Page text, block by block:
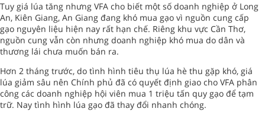
Tuy giá lúa tăng nhưng VFA cho biết một số doanh nghiệp ở Long
An, Kiên Giang, An Giang đang khó mua gạo vì nguồn cung cấp
gạo nguyên liệu hiện nay rất hạn chế. Riêng khu vực Cần Thơ,
nguồn cung vẫn còn nhưng doanh nghiệp khó mua do dân và
thương lái chưa muốn bán ra.
Hơn 2 tháng trước, do tình hình tiêu thụ lúa hè thu gặp khó, giá
lúa giảm sâu nên Chính phủ đã có quyết định giao cho VFA phân
công các doanh nghiệp hội viên mua 1 triệu tấn quy gạo để tạm
trữ. Nay tình hình lúa gạo đã thay đổi nhanh chóng.